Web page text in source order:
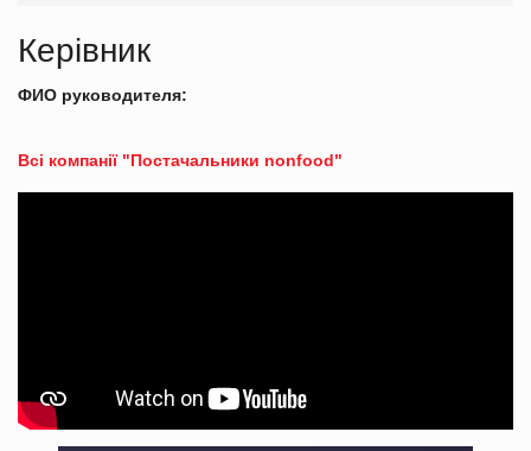
Керівник
ФИО руководителя:
Всі компанії "Постачальники nonfood"